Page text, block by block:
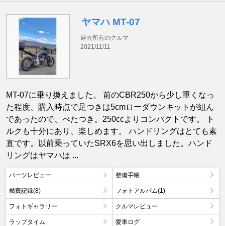
ヤマハ MT-07
過去所有のクルマ
2021/11/11
MT-07に乗り換えました。 前のCBR250から少し重くなっ
た程度、購入時点で足つきは5cmローダウンキットが組ん
であったので、べたつき。250ccよりコンパクトです。 ト
ルクも十分にあり、楽しめます。 ハンドリングはとても素
直です。以前乗っていたSRX6を思い出しました。ハンド
リングはヤマハは ...
パーツレビュー 整備手帳
燃費記録(8) フォトアルバム(1)
フォトギャラリー クルマレビュー
ラップタイム 愛車ログ